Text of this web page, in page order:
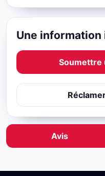
Une information
Soumettre
Avis